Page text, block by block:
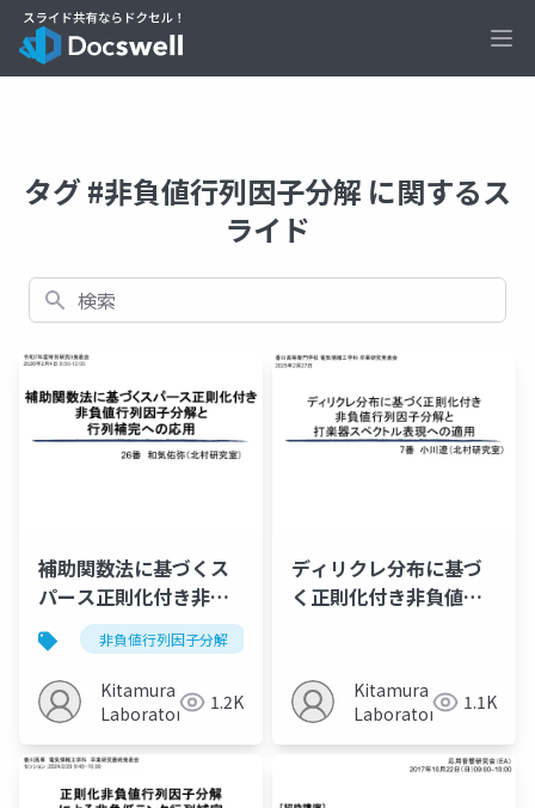
タグ #非負値行列因子分解 に関するス
ライド
検索
補助関数法に基づくス
パース正則化付き非負
値行列因子分解と行列
補完への応用
非負値行列因子分解
Kitamura
Laboratory
1.2K
ディリクレ分布に基づ
く正則化付き非負値行
Kitamura
Laboratory
1.1K